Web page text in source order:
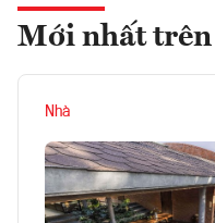
Mới nhất trên
Nhà